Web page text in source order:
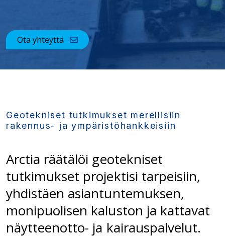
Ota yhteyttä
Geotekniset tutkimukset merellisiin
rakennus- ja ympäristöhankkeisiin
Arctia räätälöi geotekniset
tutkimukset projektisi tarpeisiin,
yhdistäen asiantuntemuksen,
monipuolisen kaluston ja kattavat
näytteenotto- ja kairauspalvelut.